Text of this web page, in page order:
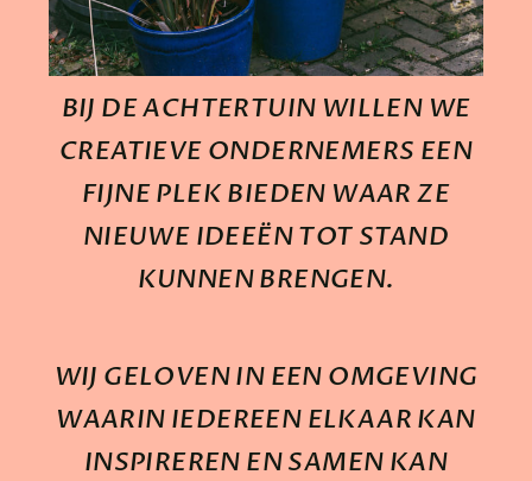
BIJ DE ACHTERTUIN WILLEN WE
CREATIEVE ONDERNEMERS EEN
FIJNE PLEK BIEDEN WAAR ZE
NIEUWE IDEEËN TOT STAND
KUNNEN BRENGEN.
WIJ GELOVEN IN EEN OMGEVING
WAARIN IEDEREEN ELKAAR KAN
INSPIREREN EN SAMEN KAN